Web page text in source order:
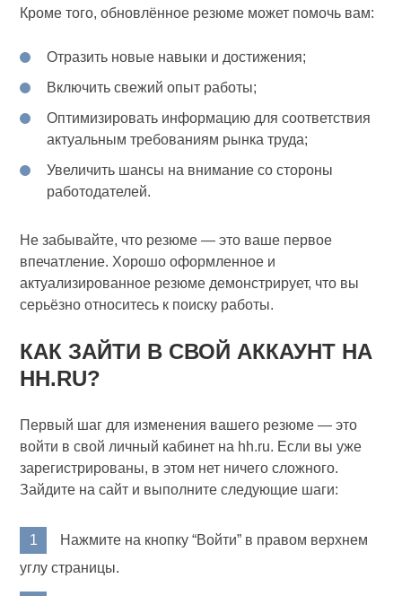
Кроме того, обновлённое резюме может помочь вам:
Отразить новые навыки и достижения;
Включить свежий опыт работы;
Оптимизировать информацию для соответствия
актуальным требованиям рынка труда;
Увеличить шансы на внимание со стороны
работодателей.
Не забывайте, что резюме — это ваше первое
впечатление. Хорошо оформленное и
актуализированное резюме демонстрирует, что вы
серьёзно относитесь к поиску работы.
КАК ЗАЙТИ В СВОЙ АККАУНТ НА
HH.RU?
Первый шаг для изменения вашего резюме — это
войти в свой личный кабинет на hh.ru. Если вы уже
зарегистрированы, в этом нет ничего сложного.
Зайдите на сайт и выполните следующие шаги:
Нажмите на кнопку “Войти” в правом верхнем
углу страницы.